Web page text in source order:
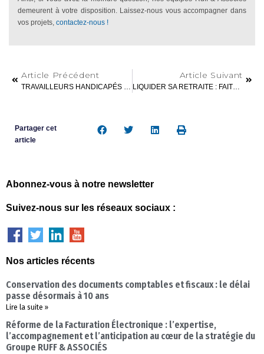
demeurent à votre disposition. Laissez-nous vous accompagner dans
vos projets, contactez-nous !
Article Précédent
TRAVAILLEURS HANDICAPÉS : AIDE & RAPPEL SUR L’OBLIGATION D’EMPLOI
Article Suivant
LIQUIDER SA RETRAITE : FAITES-VOUS ACCOMPAGNER !
Partager cet
article
Abonnez-vous à notre newsletter
Suivez-nous sur les réseaux sociaux :
Nos articles récents
Conservation des documents comptables et fiscaux : le délai
passe désormais à 10 ans
Lire la suite »
Réforme de la Facturation Électronique : l’expertise,
l’accompagnement et l’anticipation au cœur de la stratégie du
Groupe RUFF & ASSOCIÉS